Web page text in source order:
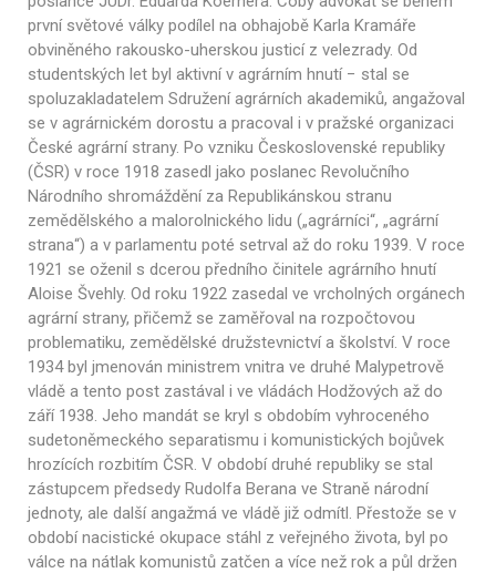
první světové války podílel na obhajobě Karla Kramáře
obviněného rakousko-uherskou justicí z velezrady. Od
studentských let byl aktivní v agrárním hnutí − stal se
spoluzakladatelem Sdružení agrárních akademiků, angažoval
se v agrárnickém dorostu a pracoval i v pražské organizaci
České agrární strany. Po vzniku Československé republiky
(ČSR) v roce 1918 zasedl jako poslanec Revolučního
Národního shromáždění za Republikánskou stranu
zemědělského a malorolnického lidu („agrárníci“, „agrární
strana“) a v parlamentu poté setrval až do roku 1939. V roce
1921 se oženil s dcerou předního činitele agrárního hnutí
Aloise Švehly. Od roku 1922 zasedal ve vrcholných orgánech
agrární strany, přičemž se zaměřoval na rozpočtovou
problematiku, zemědělské družstevnictví a školství. V roce
1934 byl jmenován ministrem vnitra ve druhé Malypetrově
vládě a tento post zastával i ve vládách Hodžových až do
září 1938. Jeho mandát se kryl s obdobím vyhroceného
sudetoněmeckého separatismu i komunistických bojůvek
hrozících rozbitím ČSR. V období druhé republiky se stal
zástupcem předsedy Rudolfa Berana ve Straně národní
jednoty, ale další angažmá ve vládě již odmítl. Přestože se v
období nacistické okupace stáhl z veřejného života, byl po
válce na nátlak komunistů zatčen a více než rok a půl držen